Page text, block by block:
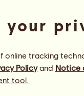
your
tracking
Policyand Notice
tool.